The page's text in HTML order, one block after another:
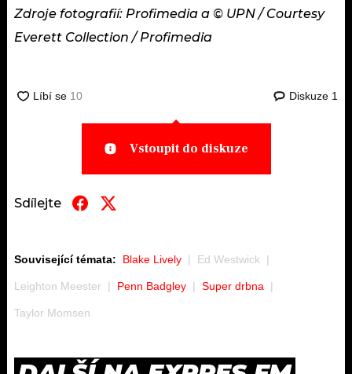
Zdroje fotografií: Profimedia a © UPN / Courtesy
Everett Collection / Profimedia
Diskuze 1
Vstoupit do diskuze
Sdílejte
Související témata: Blake Lively Ed Westwick
Leighton Meester Penn Badgley Super drbna
Taylor Momsen